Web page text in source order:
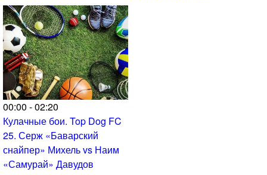
00:00 - 02:20
Кулачные бои. Top Dog FC
25. Серж «Баварский
снайпер» Михель vs Наим
«Самурай» Давудов